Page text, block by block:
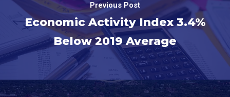
Previous Post
Economic Activity Index 3.4%
Below 2019 Average